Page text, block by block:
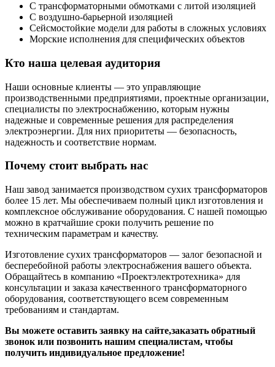
С трансформаторными обмотками с литой изоляцией
С воздушно-барьерной изоляцией
Сейсмостойкие модели для работы в сложных условиях
Морские исполнения для специфических объектов
Кто наша целевая аудитория
Наши основные клиенты — это управляющие
производственными предприятиями, проектные организации,
специалисты по электроснабжению, которым нужны
надежные и современные решения для распределения
электроэнергии. Для них приоритеты — безопасность,
надежность и соответствие нормам.
Почему стоит выбрать нас
Наш завод занимается производством сухих трансформаторов
более 15 лет. Мы обеспечиваем полный цикл изготовления и
комплексное обслуживание оборудования. С нашей помощью
можно в кратчайшие сроки получить решение по
техническим параметрам и качеству.
Изготовление сухих трансформаторов — залог безопасной и
бесперебойной работы электроснабжения вашего объекта.
Обращайтесь в компанию «Проектэлектротехника» для
консультации и заказа качественного трансформаторного
оборудования, соответствующего всем современным
требованиям и стандартам.
Вы можете оставить заявку на сайте,заказать обратный
звонок или позвонить нашим специалистам, чтобы
получить индивидуальное предложение!